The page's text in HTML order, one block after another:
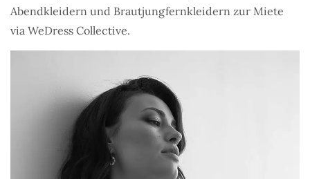
Abendkleidern und Brautjungfernkleidern zur Miete
via WeDress Collective.